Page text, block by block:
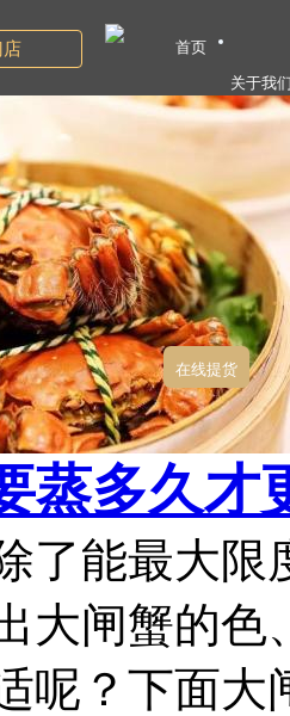
蒸多久才
了能最大限
大闸蟹的色
呢？下面
店
首页
关于我
在线提货